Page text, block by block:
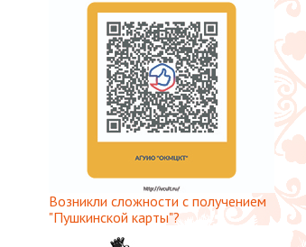
Возникли сложности с получением
"Пушкинской карты"?